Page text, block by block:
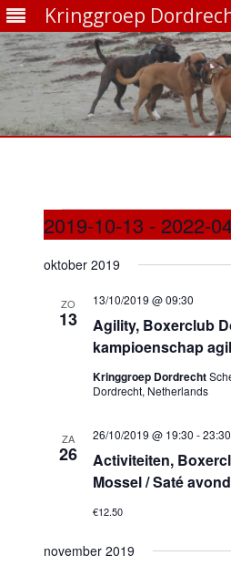
Kringgroep
Evenementen
2019-10-13 - 2022-
Selecteer
een
datum.
oktober 2019
ZO
13
Agility, Boxerclub
kampioenschap
13/10/2019 @ 09:30
Kringgroep Dordrecht
Dordrecht, Netherlands
ZA
26
Activiteiten,
Mossel / Saté avond
26/10/2019 @ 19:30 -23:30
€12.50
november 2019